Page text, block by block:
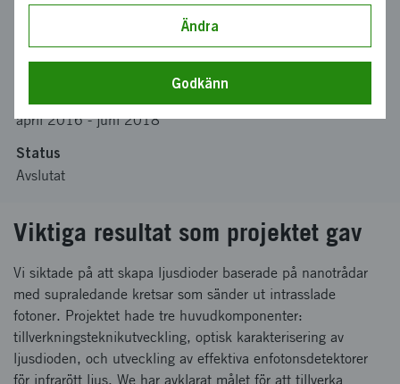
teknikvetenskap
Bidrag från Vinnova
1 799 695 kronor
april 2016-juni 2018
Status
Avslutat
Viktiga resultat som projektet gav
Vi siktade på att skapa ljusdioder baserade på nanotrådar
med supraledande kretsar som sänder ut intrasslade
fotoner. Projektet hade tre huvudkomponenter:
tillverkningsteknikutveckling, optisk karakterisering av
ljusdioden, och utveckling av effektiva enfotonsdetektorer
för infrarött ljus. We har avklarat målet för att tillverka
Ändra
Godkänn